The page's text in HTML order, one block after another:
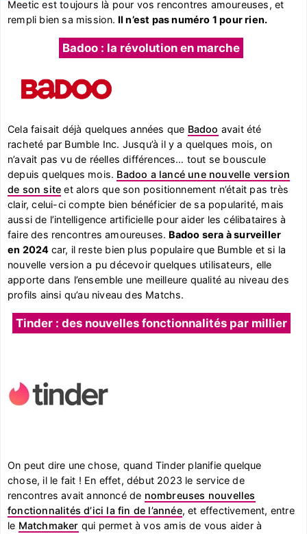
Meetic est toujours là pour vos rencontres amoureuses, et
rempli bien sa mission. Il n’est pas numéro 1 pour rien.
Badoo : la révolution en marche
Cela faisait déjà quelques années que Badoo avait été
racheté par Bumble Inc. Jusqu’à il y a quelques mois, on
n’avait pas vu de réelles différences… tout se bouscule
depuis quelques mois. Badoo a lancé une nouvelle version
de son site et alors que son positionnement n’était pas très
clair, celui-ci compte bien bénéficier de sa popularité, mais
aussi de l’intelligence artificielle pour aider les célibataires à
faire des rencontres amoureuses. Badoo sera à surveiller
en 2024 car, il reste bien plus populaire que Bumble et si la
nouvelle version a pu décevoir quelques utilisateurs, elle
apporte dans l’ensemble une meilleure qualité au niveau des
profils ainsi qu’au niveau des Matchs.
Tinder : des nouvelles fonctionnalités par millier
On peut dire une chose, quand Tinder planifie quelque
chose, il le fait ! En effet, début 2023 le service de
rencontres avait annoncé de nombreuses nouvelles
fonctionnalités d’ici la fin de l’année, et effectivement, entre
le Matchmaker qui permet à vos amis de vous aider à